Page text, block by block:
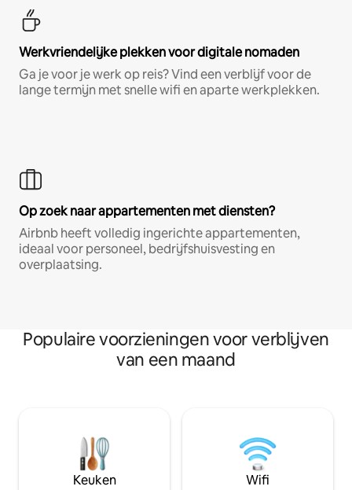
Werkvriendelijke plekken voor digitale nomaden
Ga je voor je werk op reis? Vind een verblijf voor de
lange termijn met snelle wifi en aparte werkplekken.
Op zoek naar appartementen met diensten?
Airbnb heeft volledig ingerichte appartementen,
ideaal voor personeel, bedrijfshuisvesting en
overplaatsing.
Populaire voorzieningen voor verblijven
van een maand
Keuken Wifi